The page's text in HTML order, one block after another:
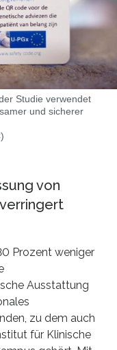
Studie verwendet
und sicherer
von
Prozent weniger
Ausstattung
zu dem auch
für Klinische